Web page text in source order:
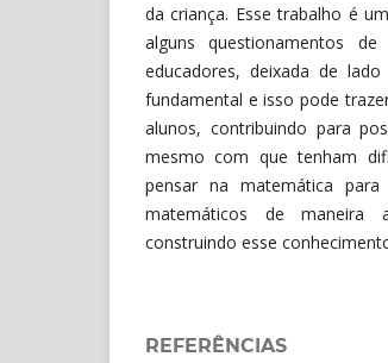
da criança. Esse trabalho é
alguns questionamentos
educadores, deixada de
fundamental e isso pode
alunos, contribuindo para
mesmo com que tenham
pensar na matemática
matemáticos de maneira
construindo esse
REFERÊNCIAS